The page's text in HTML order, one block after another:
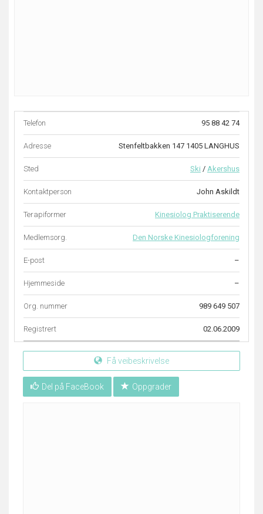
Telefon 95 88 42 74
Adresse Stenfeltbakken 147 1405 LANGHUS
Sted Ski / Akershus
Kontaktperson John Askildt
Terapiformer Kinesiolog Praktiserende
Medlemsorg. Den Norske Kinesiologforening
E-post –
Hjemmeside –
Org. nummer 989 649 507
Registrert 02.06.2009
Få veibeskrivelse
Del på FaceBook Oppgrader